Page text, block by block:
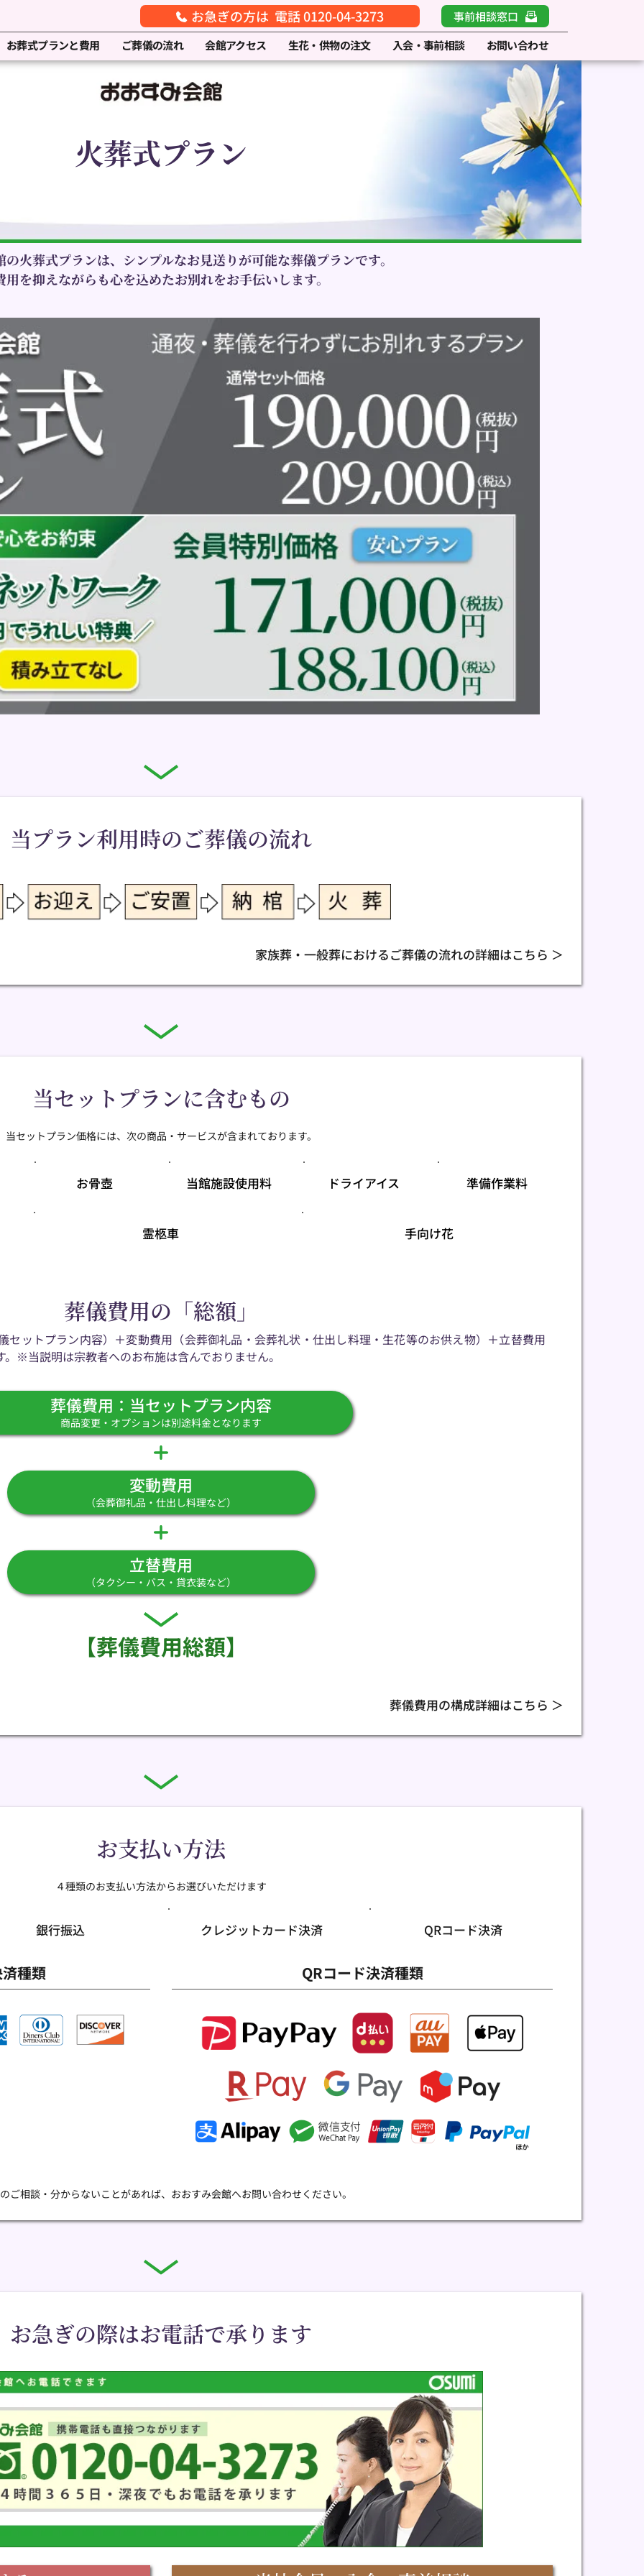
お急ぎの方は 電話 0120-04-3273
事前相談窓口
お葬式プランと費用
ご葬儀の流れ 会館アクセス 生花・供物の注文 入会・事前相談 お問い合わせ
火葬式プラン
火葬式プランは、シンプルなお見送りが可能な葬儀プランです。
用を抑えながらも心を込めたお別れをお手伝いします。
当プラン利用時のご葬儀の流れ
家族葬・一般葬におけるご葬儀の流れの詳細はこちら ＞
当セットプランに含むもの
当セットプラン価格には、次の商品・サービスが含まれております。
お骨壺 当館施設使用料 ドライアイス 準備作業料
霊柩車 手向け花
葬儀費用の「総額」
セットプラン内容）＋変動費用（会葬御礼品・会葬礼状・仕出し料理・生花等のお供え物）＋立替費用
※当説明は宗教者へのお布施は含んでおりません。
葬儀費用：当セットプラン内容
商品変更・オプションは別途料金となります
変動費用
（会葬御礼品・仕出し料理など）
立替費用
（タクシー・バス・貸衣装など）
【葬儀費用総額】
葬儀費用の構成詳細はこちら ＞
お支払い方法
４種類のお支払い方法からお選びいただけます
銀行振込 クレジットカード決済 QRコード決済
種類 QRコード決済種類
ご相談・分からないことがあれば、おおすみ会館へお問い合わせください。
お急ぎの際はお電話で承ります